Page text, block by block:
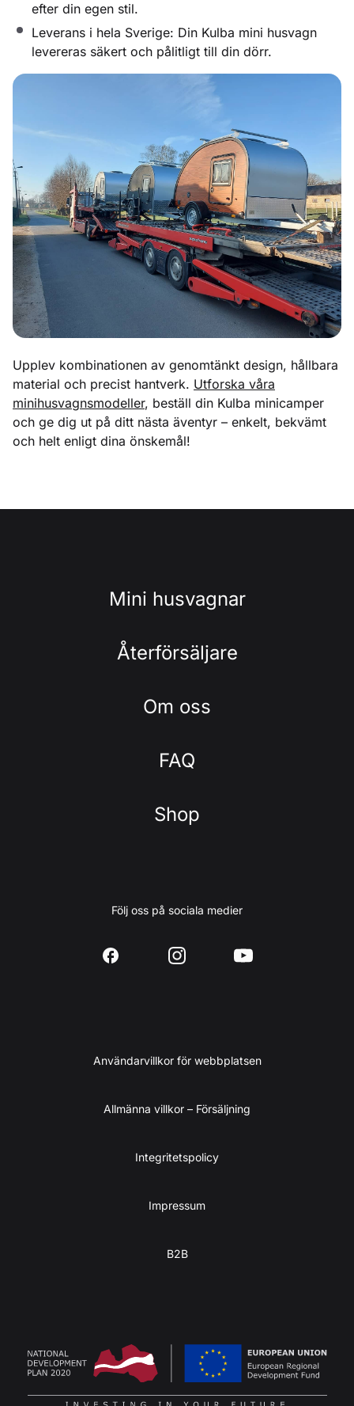
efter din egen stil.
Leverans i hela Sverige: Din Kulba mini husvagn
levereras säkert och pålitligt till din dörr.
Upplev kombinationen av genomtänkt design, hållbara
material och precist hantverk. Utforska våra
minihusvagnsmodeller, beställ din Kulba minicamper
och ge dig ut på ditt nästa äventyr – enkelt, bekvämt
och helt enligt dina önskemål!
Mini husvagnar
Återförsäljare
Om oss
FAQ
Shop
Följ oss på sociala medier
Användarvillkor för webbplatsen
Allmänna villkor – Försäljning
Integritetspolicy
Impressum
B2B